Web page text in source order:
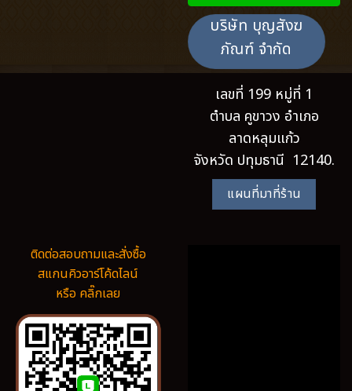
บริษัท บุญสังฆ
ภัณฑ์ จำกัด
เลขที่ 199 หมู่ที่ 1
ตำบล คูขาวง อำเภอ
ลาดหลุมแก้ว
จังหวัด ปทุมธานี 12140.
แผนที่มาที่ร้าน
ติดต่อสอบถามและสั่งซื้อ
สแกนคิวอาร์โค้ดไลน์
หรือ คลิ๊กเลย